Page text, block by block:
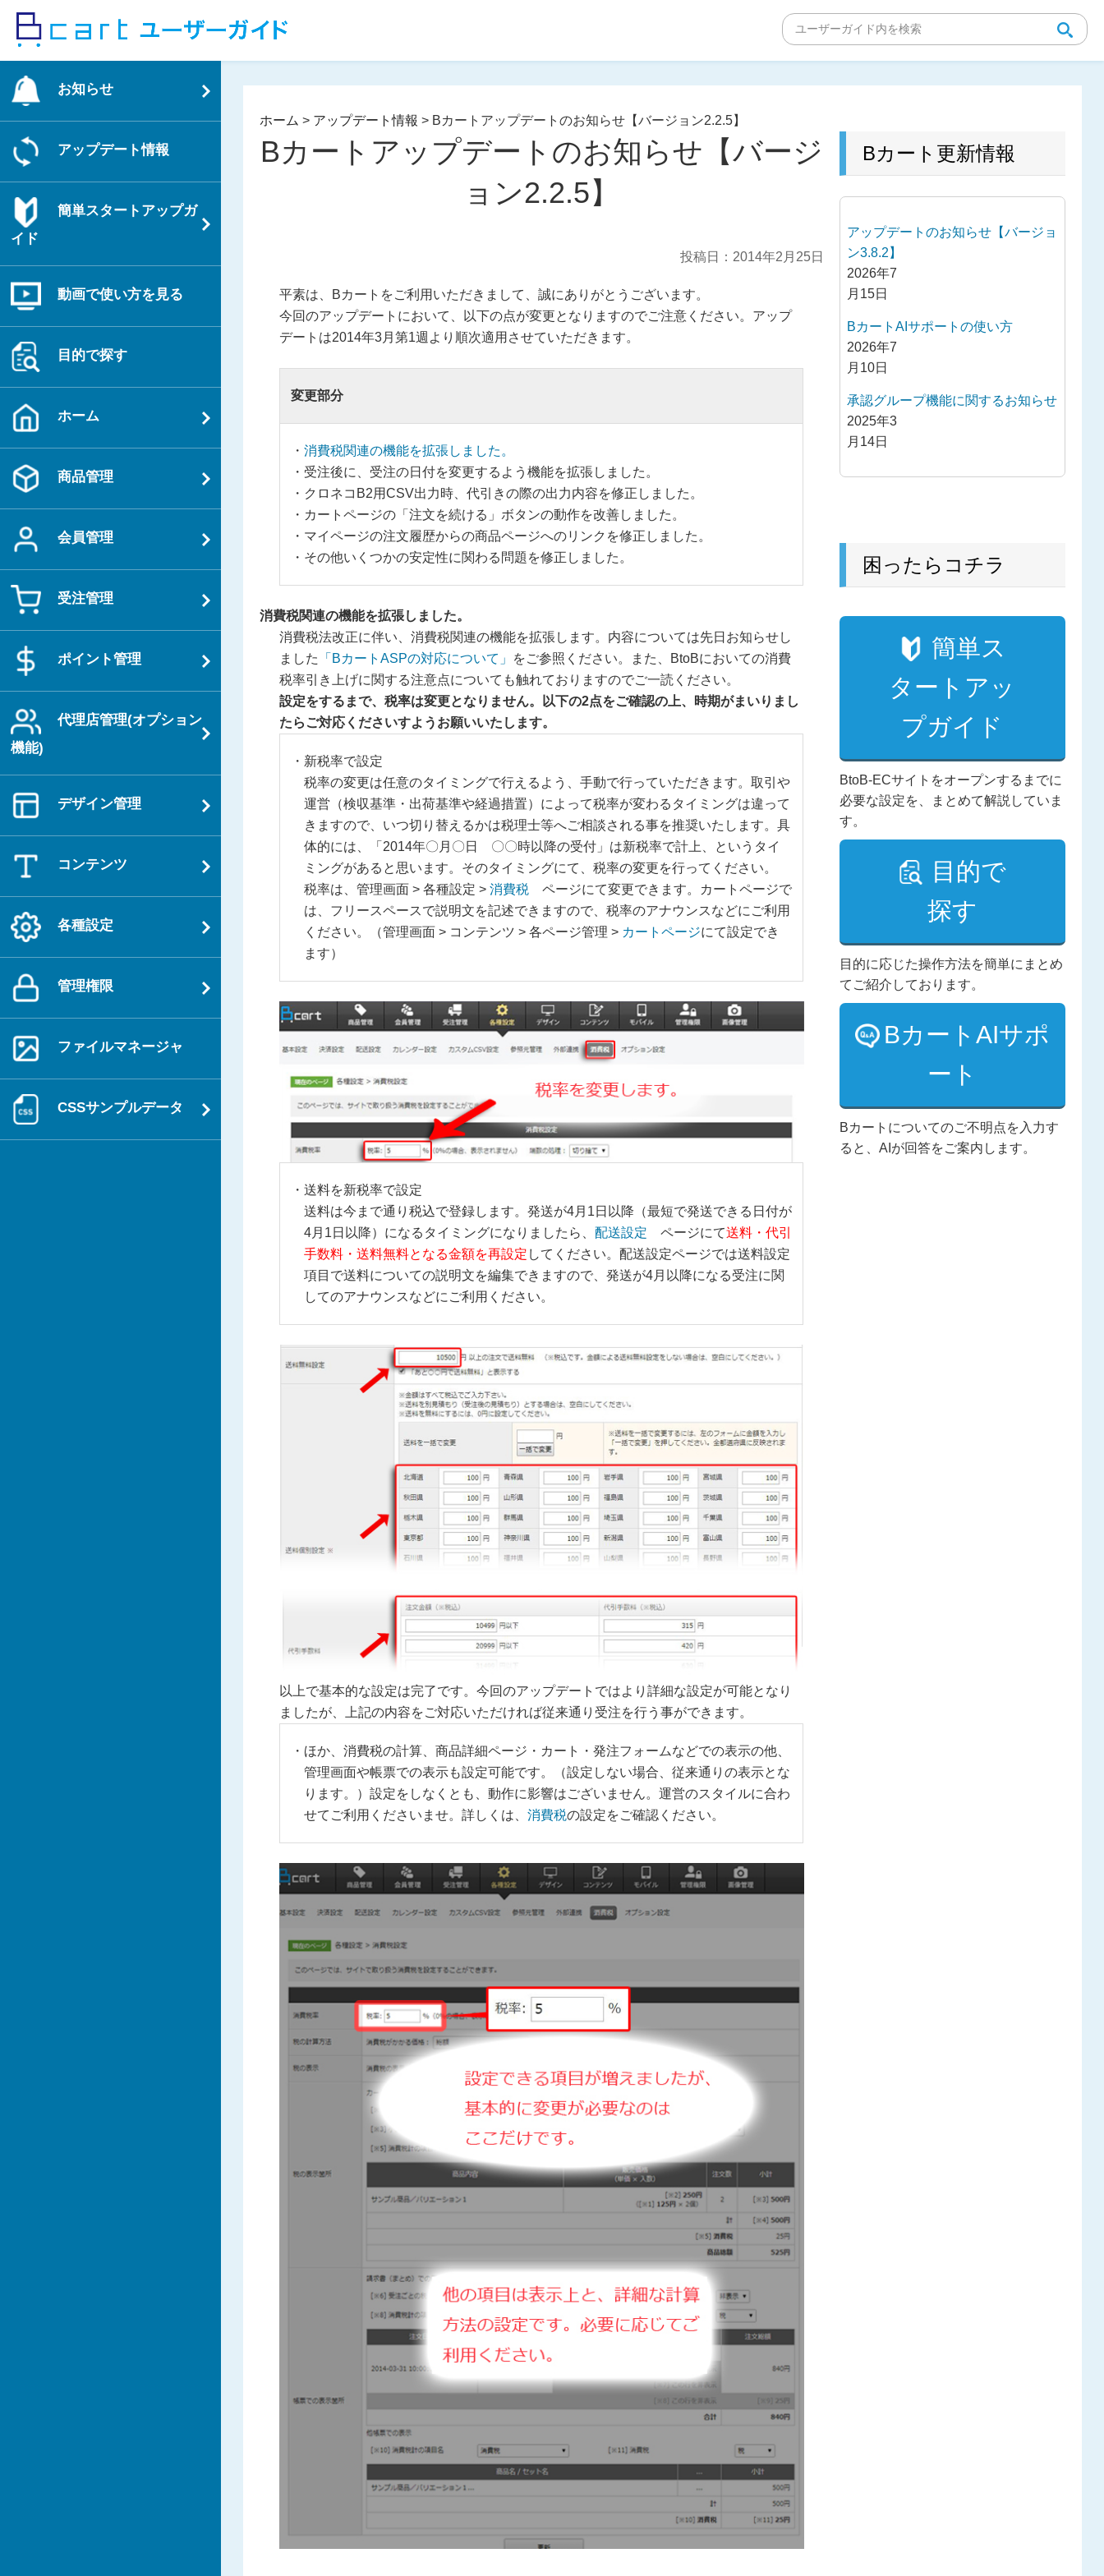
ッ
お知らせ
アップデート情報
簡単スタートアップガ
イド
動画で使い方を見る
目的で探す
ホーム
商品管理
会員管理
受注管理
ポイント管理
代理店管理(オプション
機能)
デザイン管理
コンテンツ
各種設定
管理権限
ファイルマネージャ
CSSサンプルデータ
ホーム > アップデート情報 > Bカートアップデートのお知らせ【バージョン2.2.5】
Bカートアップデートのお知らせ【バージ
ョン2.2.5】
投稿日：2014年2月25日
平素は、Bカートをご利用いただきまして、誠にありがとうございます。
今回のアップデートにおいて、以下の点が変更となりますのでご注意ください。アップ
デートは2014年3月第1週より順次適用させていただきます。
変更部分
消費税関連の機能を拡張しました。
受注後に、受注の日付を変更するよう機能を拡張しました。
クロネコB2用CSV出力時、代引きの際の出力内容を修正しました。
カートページの「注文を続ける」ボタンの動作を改善しました。
マイページの注文履歴からの商品ページへのリンクを修正しました。
その他いくつかの安定性に関わる問題を修正しました。
消費税関連の機能を拡張しました。
消費税法改正に伴い、消費税関連の機能を拡張します。内容については先日お知らせし
ました
「BカートASPの対応について」
をご参照ください。また、BtoBにおいての消費
税率引き上げに関する注意点についても触れておりますのでご一読ください。
設定をするまで、税率は変更となりません。以下の2点をご確認の上、時期がまいりまし
たらご対応くださいすようお願いいたします。
新税率で設定
税率の変更は任意のタイミングで行えるよう、手動で行っていただきます。取引や
運営（検収基準・出荷基準や経過措置）によって税率が変わるタイミングは違って
きますので、いつ切り替えるかは税理士等へご相談される事を推奨いたします。具
体的には、「2014年〇月〇日 〇〇時以降の受付」は新税率で計上、というタイ
ミングがあると思います。そのタイミングにて、税率の変更を行ってください。
税率は、管理画面 > 各種設定 > 消費税ページにて変更できます。カートページで
は、フリースペースで説明文を記述できますので、税率のアナウンスなどにご利用
ください。（管理画面 > コンテンツ > 各ページ管理 > カートページにて設定でき
ます）
送料を新税率で設定
送料は今まで通り税込で登録します。発送が4月1日以降（最短で発送できる日付が
4月1日以降）になるタイミングになりましたら、 配送設定 ページにて送料・代引
手数料・送料無料となる金額を再設定 してください。配送設定ページでは送料設定
項目で送料についての説明文を編集できますので、発送が4月以降になる受注に関
してのアナウンスなどにご利用ください。
以上で基本的な設定は完了です。今回のアップデートではより詳細な設定が可能となり
ましたが、上記の内容をご対応いただければ従来通り受注を行う事ができます。
ほか、消費税の計算、商品詳細ページ・カート・発注フォームなどでの表示の他、
管理画面や帳票での表示も設定可能です。（設定しない場合、従来通りの表示とな
ります。）設定をしなくとも、動作に影響はございません。運営のスタイルに合わ
せてご利用くださいませ。詳しくは、 消費税の設定をご確認ください。
Bカート更新情報
アップデートのお知らせ【バージョ
ン3.8.2】
2026年7
月15日
BカートAIサポートの使い方
2026年7
月10日
承認グループ機能に関するお知らせ
2025年3
月14日
困ったらコチラ
簡単ス
タートアッ
プガイド
BtoB-ECサイトをオープンするまでに
必要な設定を、まとめて解説していま
す。
目的で
探す
目的に応じた操作方法を簡単にまとめ
てご紹介しております。
BカートAIサポ
ート
Bカートについてのご不明点を入力す
ると、AIが回答をご案内します。